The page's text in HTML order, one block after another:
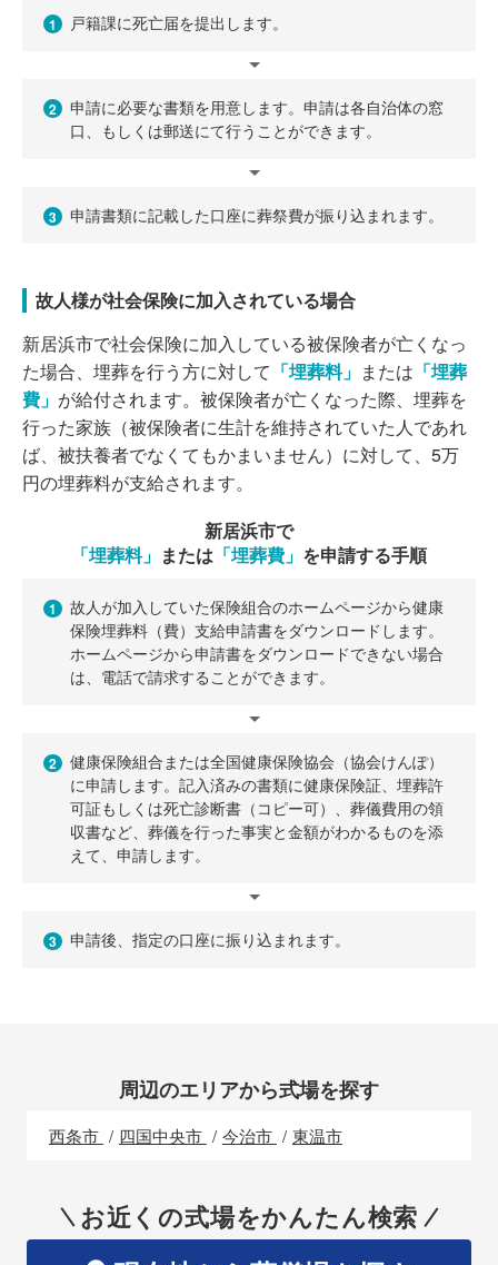
1 戸籍課に死亡届を提出します。
2
申請に必要な書類を用意します。申請は各自治体の窓
口、もしくは郵送にて行うことができます。
3 申請書類に記載した口座に葬祭費が振り込まれます。
故人様が社会保険に加入されている場合
新居浜市で社会保険に加入している被保険者が亡くなっ
た場合、埋葬を行う方に対して 「埋葬料」 または 「埋葬
費」 が給付されます。被保険者が亡くなった際、埋葬を
行った家族（被保険者に生計を維持されていた人であれ
ば、被扶養者でなくてもかまいません）に対して、5万
円の埋葬料が支給されます。
新居浜市で
「埋葬料」 または 「埋葬費」 を申請する手順
1
故人が加入していた保険組合のホームページから健康
保険埋葬料（費）支給申請書をダウンロードします。
ホームページから申請書をダウンロードできない場合
は、電話で請求することができます。
2
健康保険組合または全国健康保険協会（協会けんぽ）
に申請します。記入済みの書類に健康保険証、埋葬許
可証もしくは死亡診断書（コピー可）、葬儀費用の領
収書など、葬儀を行った事実と金額がわかるものを添
えて、申請します。
3 申請後、指定の口座に振り込まれます。
周辺のエリアから式場を探す
西条市 四国中央市 今治市 東温市
お近くの式場をかんたん検索